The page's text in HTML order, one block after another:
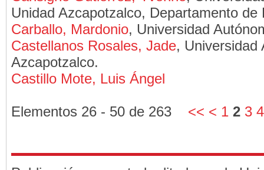
Unidad Azcapotzalco, Departamento de
Carballo, Mardonio, Universidad
Castellanos Rosales, Jade, Universidad
Azcapotzalco.
Castillo Mote, Luis Ángel
Elementos 26 - 50 de 263 << < 1 2 3 4